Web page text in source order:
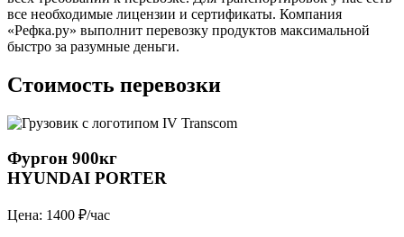
все необходимые лицензии и сертификаты. Компания
«Рефка.ру» выполнит перевозку продуктов максимальной
быстро за разумные деньги.
Стоимость перевозки
Фургон 900кг
HYUNDAI PORTER
Цена: 1400 ₽/час